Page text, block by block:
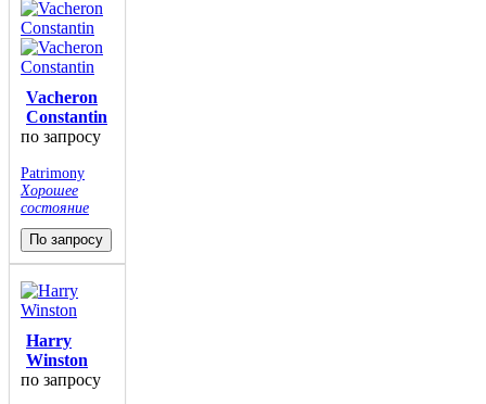
Vacheron
Constantin
по запросу
Patrimony
Хорошее
состояние
По запросу
Harry
Winston
по запросу